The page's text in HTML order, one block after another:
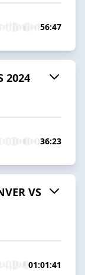
56:47
2024
36:23
VS
01:01:41